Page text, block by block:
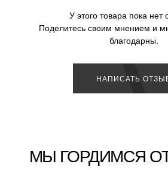
У этого товара пока нет
Поделитесь своим мнением и
благодарны.
НАПИСАТЬ
МЫ ГОРДИМСЯ